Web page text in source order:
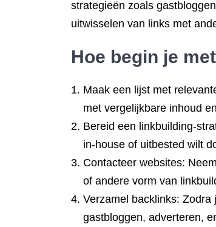
strategieën zoals
uitwisselen van links met
Hoe begin je
Maak een lijst met
met vergelijkbare inhoud
Bereid een linkbuilding-
in-house of uitbested wilt
Contacteer websites:
of andere vorm van
Verzamel backlinks:
gastbloggen, adverteren,